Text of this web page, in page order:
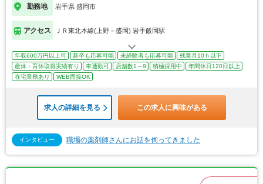
勤務地 岩手県 盛岡市
アクセス ＪＲ東北本線(上野－盛岡) 岩手飯岡駅
年収600万円以上可 新卒も応募可能 未経験者も応募可能
残業月10ｈ以下
産休・育休取得実績有り
車通勤可 店舗数1～9 積極採用中
年間休日120日以上
在宅業務あり
WEB面接OK
求人の詳細を見る この求人に興味がある
インタビュー 職場の薬剤師さんにお話を伺ってきました